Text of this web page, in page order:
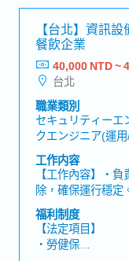
日常帳號管理・進
點及設備管理・
及資訊設備相關問
修、安裝及現場資
助改善資訊設備的
Windows Server
擬化環境、NAS備
立及更新資訊管理
環境、工作流程及
・各種休假(特別
產假、產假、育嬰
・退休金
【公司福利】
・年終獎金：一年
・職位津貼
・語學津貼
・證照津貼
・全勤津貼
・健康檢查（一年
・三節禮金(春節
・員工旅遊
【台北】資訊
餐飲企業
40,000 NTD ~
台北
職業類別
セキュリティーエ
クエンジニア(運
報システム/EDP/
保守/運用/トレー
工作内容
【工作內容】・
除，確保運行穩定
由器、交換器等，
設備汰換計畫，進
維護CCTV監控系
助完成主管交辦的
福利制度
【法定項目】
・勞健保